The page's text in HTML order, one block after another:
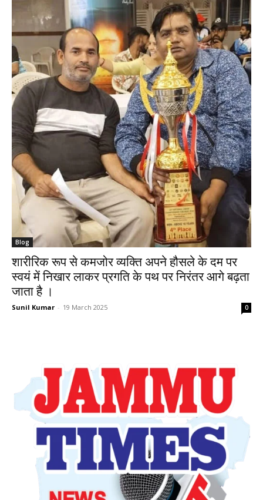
Blog
शारीरिक रूप से कमजोर व्यक्ति अपने हौसले के दम पर
स्वयं में निखार लाकर प्रगति के पथ पर निरंतर आगे बढ़ता
जाता है ।
Sunil Kumar - 19 March 2025 0